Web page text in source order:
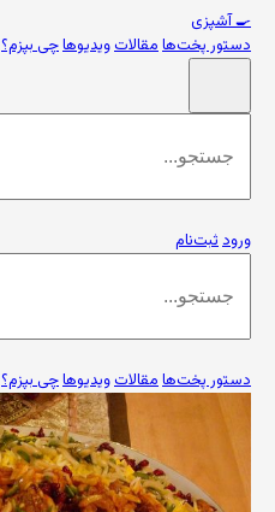
🍳آشپزی
دستور پخت‌هامقالاتویدیوهاچی بپزم؟
ورودثبت‌نام
دستور پخت‌هامقالاتویدیوهاچی بپزم؟